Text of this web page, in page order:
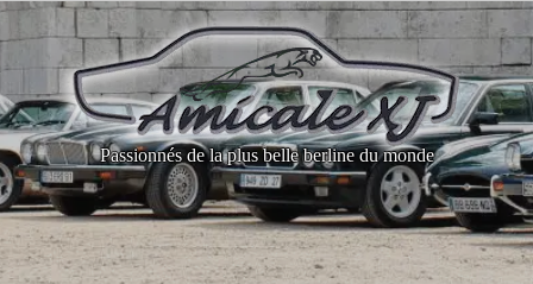
Passionnés de la plus belle berline du monde